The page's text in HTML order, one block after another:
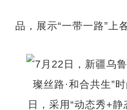
品，展示“一带一路”上